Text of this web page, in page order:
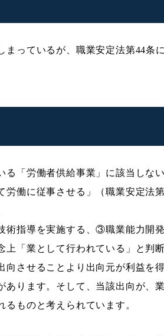
っているが、職業安定法第44条
「労働者供給事業」に該当しな
働に従事させる」（職業安定法
指導を実施する、③職業能力開
「業として行われている」と判
させることより出向元が利益を
ります。そして、当該出向が、
ものと考えられています。